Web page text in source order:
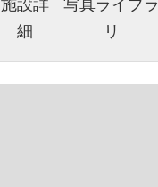
施設詳
細
写真ライブラ
リ